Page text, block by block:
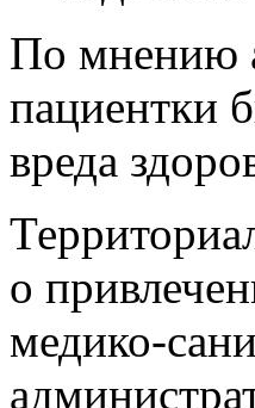
По мнению
пациентки
вреда
о
медико-